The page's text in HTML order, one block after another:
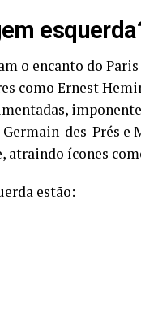
o encanto do
como Ernest
des-Prés e
ícones
estão: